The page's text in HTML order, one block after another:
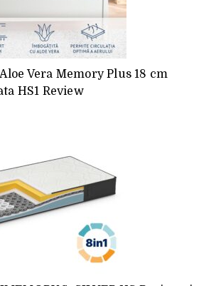
Vera Memory Plus 18 cm
HS1 Review